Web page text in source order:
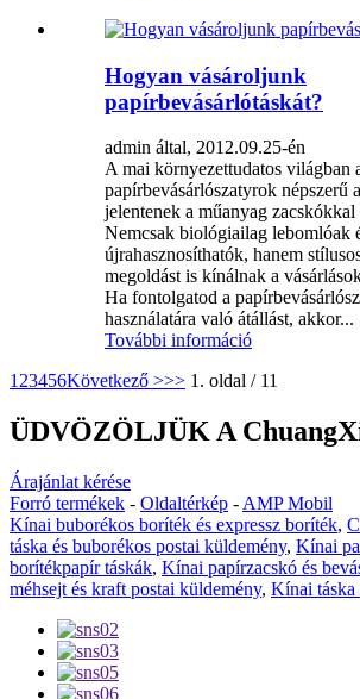
Hogyan vásároljunk
papírbevásárlótáskát?
admin által, 2012.09.25-én
A mai környezettudatos világban
papírbevásárlószatyrok népszerű
jelentenek a műanyag zacskókkal
Nemcsak biológiailag lebomlóak
újrahasznosíthatók, hanem
megoldást is kínálnak a
Ha fontolgatod a
használatára való átállást, akkor...
További információ
1 23456Következő >>> 1. oldal / 11
ÜDVÖZÖLJÜK A
Árajánlat kérése
Forró termékek - Oldaltérkép - AMP Mobil
Kínai buborékos boríték és expressz boríték,
táska és buborékos postai küldemény, Kínai
borítékpapír táskák, Kínai papírzacskó és
méhsejt és kraft postai küldemény, Kínai táska